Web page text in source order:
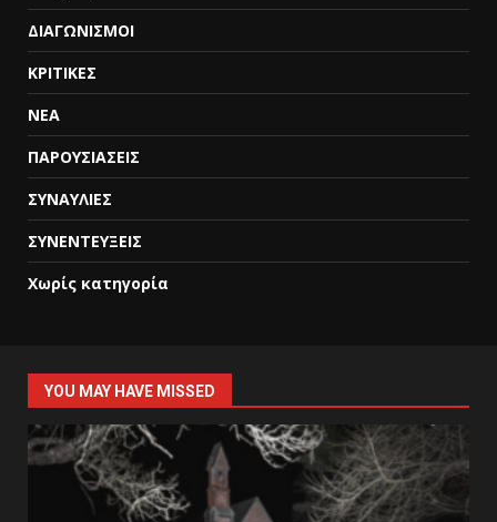
ΔΙΑΓΩΝΙΣΜΟΙ
ΚΡΙΤΙΚΕΣ
ΝΕΑ
ΠΑΡΟΥΣΙΑΣΕΙΣ
ΣΥΝΑΥΛΙΕΣ
ΣΥΝΕΝΤΕΥΞΕΙΣ
Χωρίς κατηγορία
YOU MAY HAVE MISSED